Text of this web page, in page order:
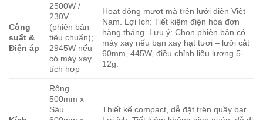
Công
suất &
Điện áp
2500W /
230V
(phiên bản
tiêu chuẩn);
2945W nếu
có máy xay
tích hợp
Hoạt động mượt mà trên lưới điện Việt
Nam. Lợi ích: Tiết kiệm điện hóa đơn
hàng tháng. Lưu ý: Chọn phiên bản có
máy xay nếu bạn xay hạt tươi – lưỡi cắt
60mm, 445W, điều chỉnh liều lượng 5-
12g.
Rộng
500mm x
Sâu
Thiết kế compact, dễ đặt trên quầy bar.